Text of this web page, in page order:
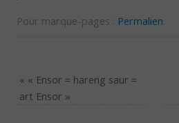
Pour marque-pages : Permalien
« « Ensor = hareng saur =
art Ensor »